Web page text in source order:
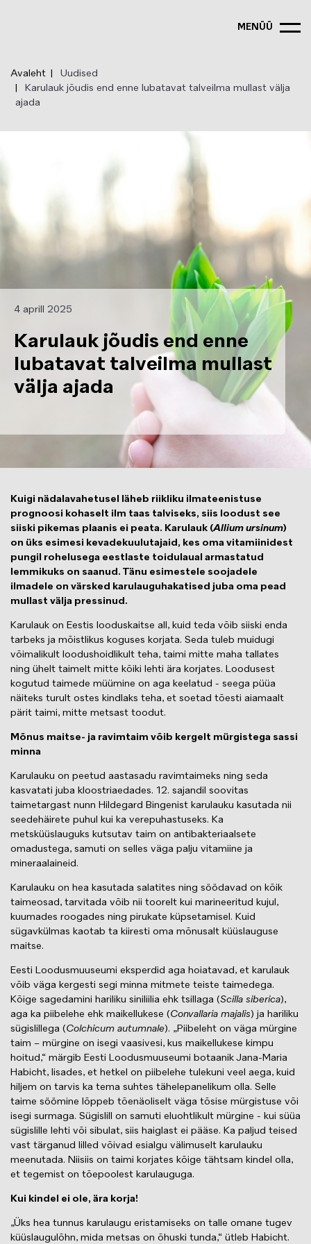
MENÜÜ
Avaleht
Uudised
Karulauk jõudis end enne lubatavat talveilma mullast välja
ajada
4 aprill 2025
Karulauk jõudis end enne
lubatavat talveilma mullast
välja ajada
Kuigi nädalavahetusel läheb riikliku ilmateenistuse
prognoosi kohaselt ilm taas talviseks, siis loodust see
siiski pikemas plaanis ei peata. Karulauk (Allium ursinum)
on üks esimesi kevadekuulutajaid, kes oma vitamiinidest
pungil rohelusega eestlaste toidulaual armastatud
lemmikuks on saanud. Tänu esimestele soojadele
ilmadele on värsked karulauguhakatised juba oma pead
mullast välja pressinud.
Karulauk on Eestis looduskaitse all, kuid teda võib siiski enda
tarbeks ja mõistlikus koguses korjata. Seda tuleb muidugi
võimalikult loodushoidlikult teha, taimi mitte maha tallates
ning ühelt taimelt mitte kõiki lehti ära korjates. Loodusest
kogutud taimede müümine on aga keelatud - seega püüa
näiteks turult ostes kindlaks teha, et soetad tõesti aiamaalt
pärit taimi, mitte metsast toodut.
Mõnus maitse- ja ravimtaim võib kergelt mürgistega sassi
minna
Karulauku on peetud aastasadu ravimtaimeks ning seda
kasvatati juba kloostriaedades. 12. sajandil soovitas
taimetargast nunn Hildegard Bingenist karulauku kasutada nii
seedehäirete puhul kui ka verepuhastuseks. Ka
metsküüslauguks kutsutav taim on antibakteriaalsete
omadustega, samuti on selles väga palju vitamiine ja
mineraalaineid.
Karulauku on hea kasutada salatites ning söödavad on kõik
taimeosad, tarvitada võib nii toorelt kui marineeritud kujul,
kuumades roogades ning pirukate küpsetamisel. Kuid
sügavkülmas kaotab ta kiiresti oma mõnusalt küüslauguse
maitse.
Eesti Loodusmuuseumi eksperdid aga hoiatavad, et karulauk
võib väga kergesti segi minna mitmete teiste taimedega.
Kõige sagedamini hariliku siniliilia ehk tsillaga (Scilla siberica),
aga ka piibelehe ehk maikellukese (Convallaria majalis) ja hariliku
sügislillega (Colchicum autumnale). „Piibeleht on väga mürgine
taim – mürgine on isegi vaasivesi, kus maikellukese kimpu
hoitud,“ märgib Eesti Loodusmuuseumi botaanik Jana-Maria
Habicht, lisades, et hetkel on piibelehe tulekuni veel aega, kuid
hiljem on tarvis ka tema suhtes tähelepanelikum olla. Selle
taime söömine lõppeb tõenäoliselt väga tõsise mürgistuse või
isegi surmaga. Sügislill on samuti eluohtlikult mürgine - kui süüa
sügislille lehti või sibulat, siis haiglast ei pääse. Ka paljud teised
vast tärganud lilled võivad esialgu välimuselt karulauku
meenutada. Niisiis on taimi korjates kõige tähtsam kindel olla,
et tegemist on tõepoolest karulauguga.
Kui kindel ei ole, ära korja!
„Üks hea tunnus karulaugu eristamiseks on talle omane tugev
küüslaugulõhn, mida metsas on õhuski tunda,“ ütleb Habicht.